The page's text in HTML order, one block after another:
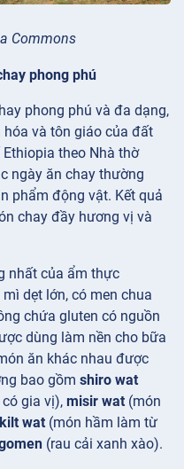
Commons
phong phú
phong phú và đa dạng,
và tôn giáo của đất
theo Nhà thờ
ngày ăn chay thường
phẩm động vật. Kết quả
chay đầy hương vị và
nhất của ẩm thực
dẹt lớn, có men chua
chứa gluten có nguồn
dùng làm nền cho bữa
ăn khác nhau được
bao gồm shiro wat
gia vị), misir wat (món
wat (món hầm làm từ
(rau cải xanh xào).